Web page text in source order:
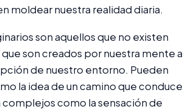
moldear nuestra realidad diaria.
son aquellos que no existen
son creados por nuestra mente a
de nuestro entorno. Pueden
la idea de un camino que conduce
complejos como la sensación de